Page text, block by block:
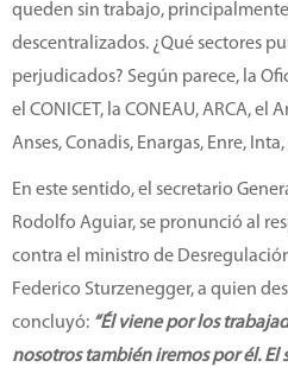
queden sin trabajo,
descentralizados. ¿Qué sectores
perjudicados? Según parece, la
el CONICET, la CONEAU, ARCA,
Anses, Conadis, Enargas, Enre,
En este sentido, el secretario
Rodolfo Aguiar, se pronunció al
contra el ministro de
Federico Sturzenegger, a quien
concluyó: “Él viene por los
nosotros también iremos por él. El